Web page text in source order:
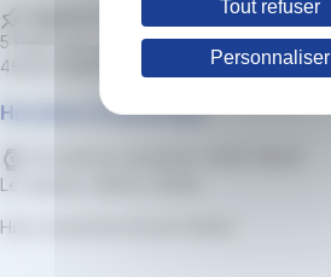
5 Place de Lorraine
49000 ANGERS
Horaires d'ouverture
Le samedi : 8h30 à 13h30
Hors vacances et jours fériés
Tout refuser
Personnaliser